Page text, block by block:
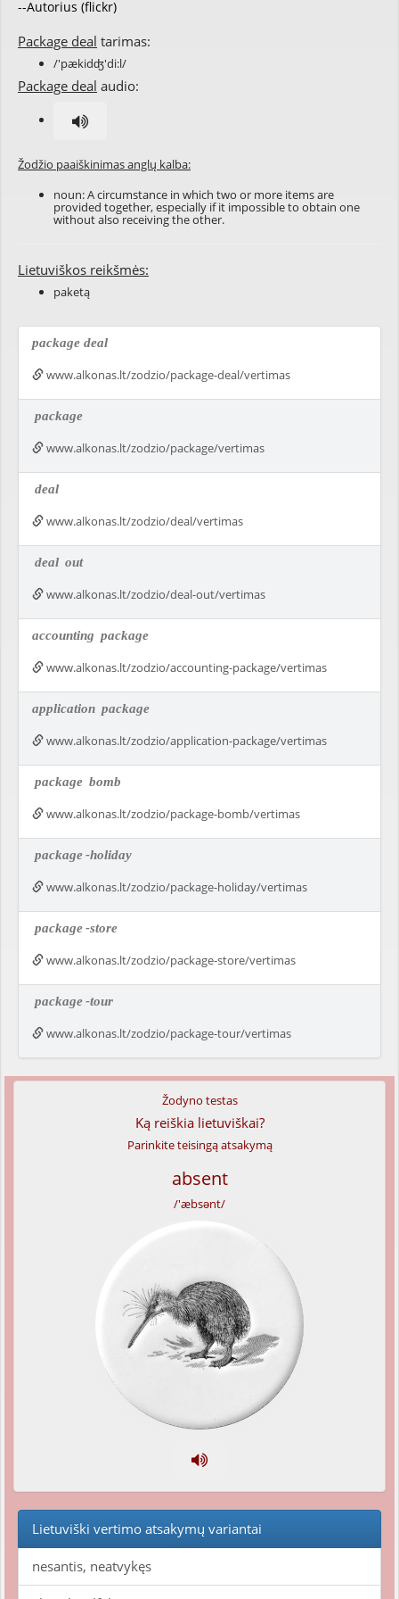
--Autorius (flickr)
Package deal tarimas:
/'pækidʤ'di:l/
Package deal audio:
Žodžio paaiškinimas anglų kalba:
noun: A circumstance in which two or more items are
provided together, especially if it impossible to obtain one
without also receiving the other.
Lietuviškos reikšmės:
paketą
package deal
www.alkonas.lt/zodzio/package-deal/vertimas
package
www.alkonas.lt/zodzio/package/vertimas
deal
www.alkonas.lt/zodzio/deal/vertimas
deal out
www.alkonas.lt/zodzio/deal-out/vertimas
accounting package
www.alkonas.lt/zodzio/accounting-package/vertimas
application package
www.alkonas.lt/zodzio/application-package/vertimas
package bomb
www.alkonas.lt/zodzio/package-bomb/vertimas
package-holiday
www.alkonas.lt/zodzio/package-holiday/vertimas
package-store
www.alkonas.lt/zodzio/package-store/vertimas
package-tour
www.alkonas.lt/zodzio/package-tour/vertimas
Žodyno testas
Ką reiškia lietuviškai?
Parinkite teisingą atsakymą
absent
/'æbsənt/
Lietuviški vertimo atsakymų variantai
nesantis, neatvykęs